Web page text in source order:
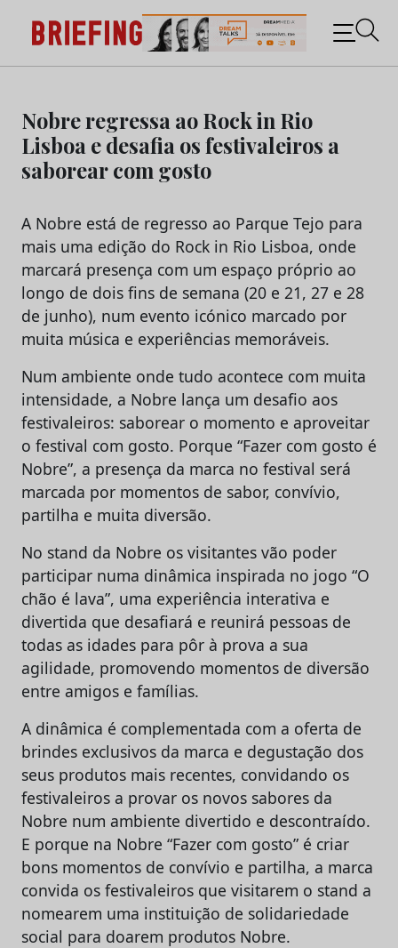
content
Briefing: Todas as notícias sobre os negócios do
Marketing e da Publicidade
Nobre regressa ao Rock in Rio
Lisboa e desafia os festivaleiros a
saborear com gosto
A Nobre está de regresso ao Parque Tejo para
mais uma edição do Rock in Rio Lisboa, onde
marcará presença com um espaço próprio ao
longo de dois fins de semana (20 e 21, 27 e 28
de junho), num evento icónico marcado por
muita música e experiências memoráveis.
Num ambiente onde tudo acontece com muita
intensidade, a Nobre lança um desafio aos
festivaleiros: saborear o momento e aproveitar
o festival com gosto. Porque “Fazer com gosto é
Nobre”, a presença da marca no festival será
marcada por momentos de sabor, convívio,
partilha e muita diversão.
No stand da Nobre os visitantes vão poder
participar numa dinâmica inspirada no jogo “O
chão é lava”, uma experiência interativa e
divertida que desafiará e reunirá pessoas de
todas as idades para pôr à prova a sua
agilidade, promovendo momentos de diversão
entre amigos e famílias.
A dinâmica é complementada com a oferta de
brindes exclusivos da marca e degustação dos
seus produtos mais recentes, convidando os
festivaleiros a provar os novos sabores da
Nobre num ambiente divertido e descontraído.
E porque na Nobre “Fazer com gosto” é criar
bons momentos de convívio e partilha, a marca
convida os festivaleiros que visitarem o stand a
nomearem uma instituição de solidariedade
social para doarem produtos Nobre.